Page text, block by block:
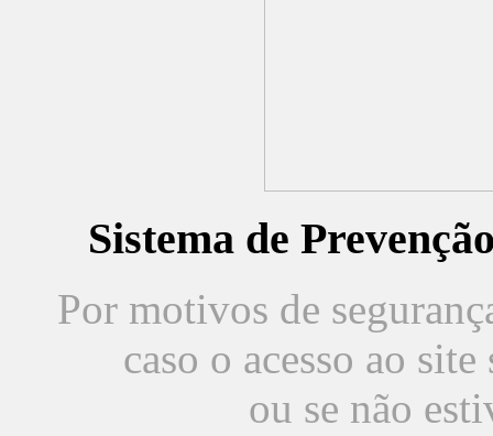
Sistema de
Por motivos de
caso o acesso ao
ou se não